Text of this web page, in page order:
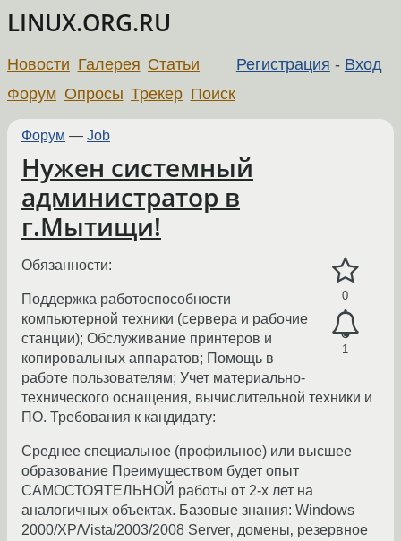
LINUX.ORG.RU
Регистрация - Вход
Новости Галерея Статьи
Форум Опросы Трекер Поиск
Форум — Job
Нужен системный
администратор в
г.Мытищи!
0
1
Обязанности:
Поддержка работоспособности
компьютерной техники (сервера и рабочие
станции); Обслуживание принтеров и
копировальных аппаратов; Помощь в
работе пользователям; Учет материально-
технического оснащения‚ вычислительной техники и
ПО. Требования к кандидату:
Среднее специальное (профильное) или высшее
образование Преимуществом будет опыт
САМОСТОЯТЕЛЬНОЙ работы от 2-х лет на
аналогичных объектах. Базовые знания: Windows
2000/XP/Vista/2003/2008 Server‚ домены‚ резервное